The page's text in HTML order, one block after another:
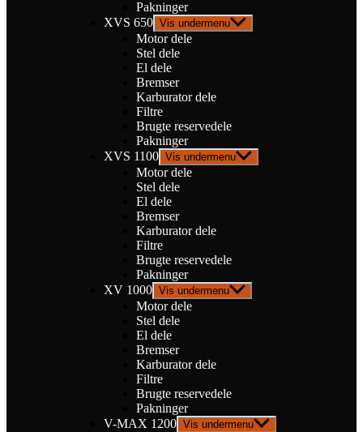
Pakninger
XVS 650 Vis undermenu
Motor dele
Stel dele
El dele
Bremser
Karburator dele
Filtre
Brugte reservedele
Pakninger
XVS 1100 Vis undermenu
Motor dele
Stel dele
El dele
Bremser
Karburator dele
Filtre
Brugte reservedele
Pakninger
XV 1000 Vis undermenu
Motor dele
Stel dele
El dele
Bremser
Karburator dele
Filtre
Brugte reservedele
Pakninger
V-MAX 1200 Vis undermenu